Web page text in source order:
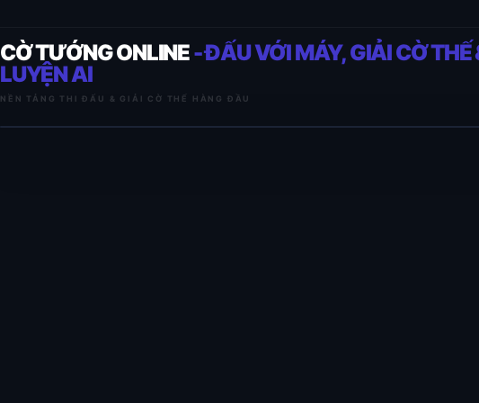
CỜ TƯỚNG ONLINE- ĐẤU VỚI MÁY, GIẢI CỜ THẾ
LUYỆN AI
NỀN TẢNG THI ĐẤU & GIẢI CỜ THẾ HÀNG ĐẦU